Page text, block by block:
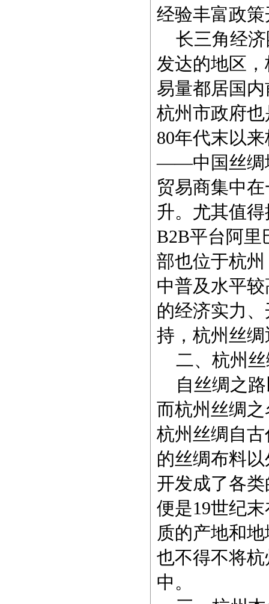
经验丰富政
长三角经济
发达的地区
易量都居国
杭州市政府
80年代末以
——中国丝绸
贸易商集中
升。尤其值
B2B平台阿里
部也位于杭
中普及水平
的经济实力
持，杭州丝
二、杭州丝
自丝绸之路
而杭州丝绸
杭州丝绸自
的丝绸布料
开发成了各
便是19世纪
质的产地和
也不得不将
中。